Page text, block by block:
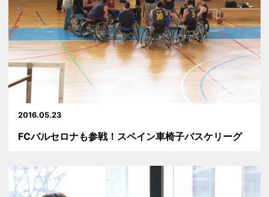
2016.05.23
FCバルセロナも参戦！スペイン車椅子バスケリーグ